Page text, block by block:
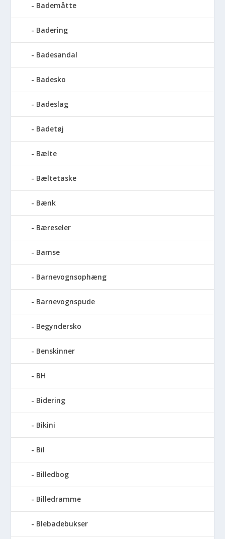
Bademåtte
Badering
Badesandal
Badesko
Badeslag
Badetøj
Bælte
Bæltetaske
Bænk
Bæreseler
Bamse
Barnevognsophæng
Barnevognspude
Begyndersko
Benskinner
BH
Bidering
Bikini
Bil
Billedbog
Billedramme
Blebadebukser